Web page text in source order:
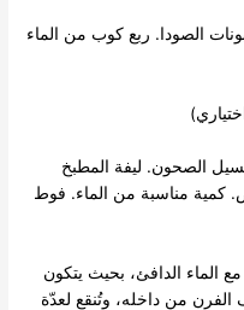
الصودا. ربع كوب من الماء
الصحون. ليفة المطبخ
كمية مناسبة من الماء. فوط
الماء الدافئ، بحيث يتكون
من داخله، وتُنقع لعدّة